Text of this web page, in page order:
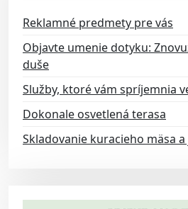
t
i
o
n
Reklamné predmety pre vás
Objavte umenie dotyku:
duše
Služby, ktoré vám spríjemnia
Dokonale osvetlená terasa
Skladovanie kuracieho mäsa